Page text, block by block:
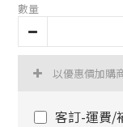
數量
以優惠價加購
客訂-運費/